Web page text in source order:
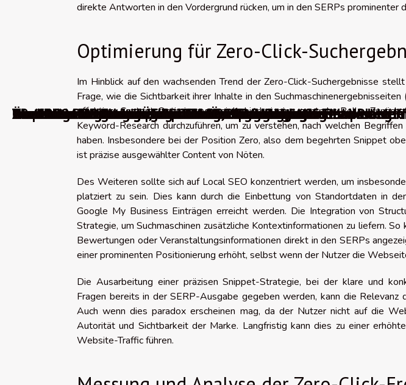
direkte Antworten in den Vordergrund rücken, um in den SERPs prominenter
Optimierung für Zero-Click-
Im Hinblick auf den wachsenden Trend der Zero-Click-Suchergebnisse
Frage, wie die Sichtbarkeit ihrer Inhalte in den
effektive Content-Optimierung spielt hierbei eine zentrale Rolle.
Keyword-Research durchzuführen, um zu verstehen, nach welchen
haben. Insbesondere bei der Position Zero, also dem begehrten Snippet
ist präzise ausgewählter Content von Nöten.
Des Weiteren sollte sich auf Local SEO konzentriert werden, um
platziert zu sein. Dies kann durch die Einbettung von Standortdaten in
Google My Business Einträgen erreicht werden. Die Integration von
Strategie, um Suchmaschinen zusätzliche Kontextinformationen zu liefern.
Bewertungen oder Veranstaltungsinformationen direkt in den SERPs
einer prominenten Positionierung erhöht, selbst wenn der Nutzer die
Die Ausarbeitung einer präzisen Snippet-Strategie, bei der klare und
Fragen bereits in der SERP-Ausgabe gegeben werden, kann die Relevanz
Auch wenn dies paradox erscheinen mag, da der Nutzer nicht auf die
Autorität und Sichtbarkeit der Marke. Langfristig kann dies zu einer
Website-Traffic führen.
WordPress-Migrationsplugins
Über 100 Punkte zur Überprüfung, um Ihr digitales Marketing
0 wichtige Blogtrends für das Jahr 2026
The best AI video generators in 2026 translates to Die besten
WordPress-Fehler beheben: Wie löst man die häufigsten
Die besten Werkzeuge, um über Änderungen auf einer
Absolute oder relative URLs: Welche Struktur sollte man
Die 10 besten kostenlosen Videokomprimierungstools
10 praktische Werkzeuge zur Auswahl einer guten Farbpalette
Die 10 besten französischen Webhosting-Anbieter
Die besten Werkzeuge für effektive Landingpages
Kostenlose Alternativen für Grafikdesign-Software